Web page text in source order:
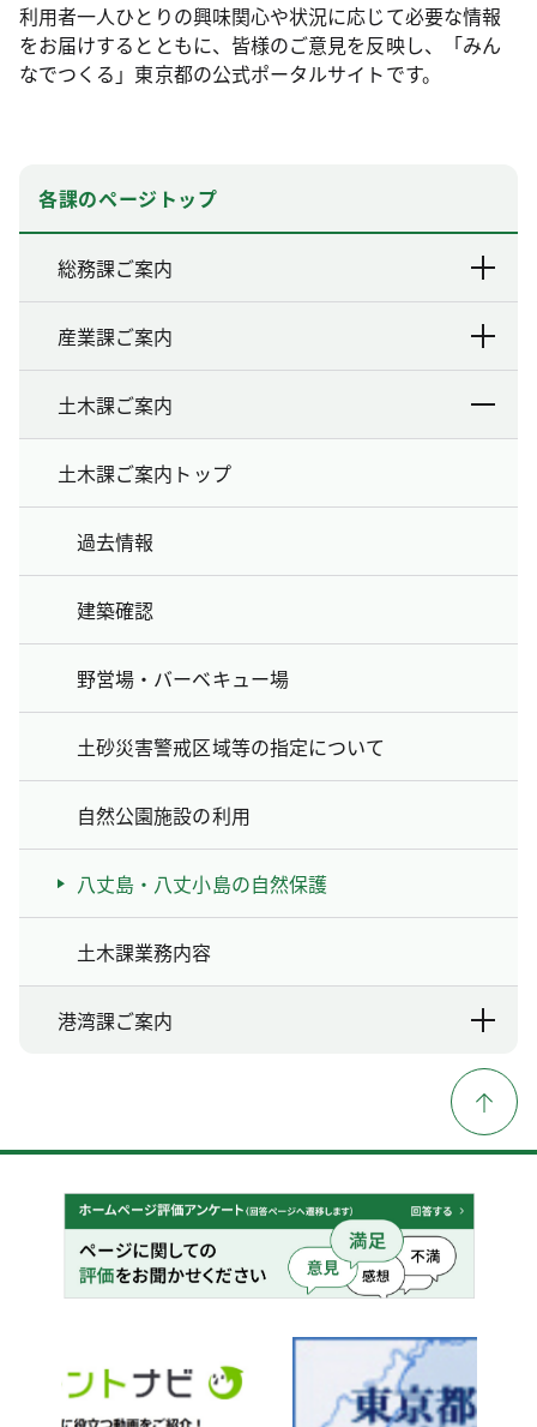
利用者一人ひとりの興味関心や状況に応じて必要な情報
をお届けするとともに、皆様のご意見を反映し、「みん
なでつくる」東京都の公式ポータルサイトです。
各課のページトップ
総務課ご案内
産業課ご案内
土木課ご案内
土木課ご案内トップ
過去情報
建築確認
野営場・バーベキュー場
土砂災害警戒区域等の指定について
自然公園施設の利用
八丈島・八丈小島の自然保護
土木課業務内容
港湾課ご案内